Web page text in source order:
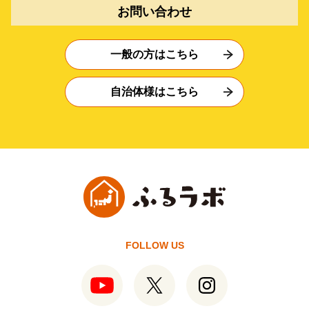
お問い合わせ
一般の方はこちら
自治体様はこちら
FOLLOW US